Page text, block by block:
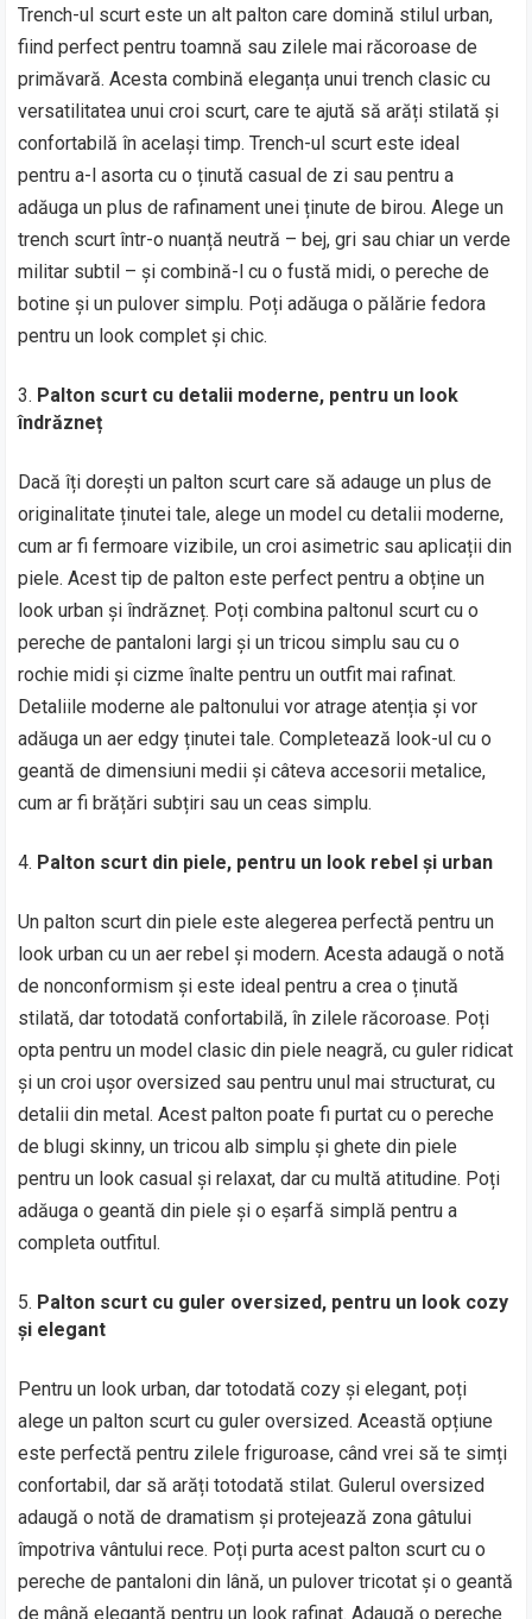
Trench-ul scurt este un alt palton care domină stilul urban,
fiind perfect pentru toamnă sau zilele mai răcoroase de
primăvară. Acesta combină eleganța unui trench clasic cu
versatilitatea unui croi scurt, care te ajută să arăți stilată și
confortabilă în același timp. Trench-ul scurt este ideal
pentru a-l asorta cu o ținută casual de zi sau pentru a
adăuga un plus de rafinament unei ținute de birou. Alege un
trench scurt într-o nuanță neutră – bej, gri sau chiar un verde
militar subtil – și combină-l cu o fustă midi, o pereche de
botine și un pulover simplu. Poți adăuga o pălărie fedora
pentru un look complet și chic.
Palton scurt cu detalii moderne, pentru un look
îndrăzneț
Dacă îți dorești un palton scurt care să adauge un plus de
originalitate ținutei tale, alege un model cu detalii moderne,
cum ar fi fermoare vizibile, un croi asimetric sau aplicații din
piele. Acest tip de palton este perfect pentru a obține un
look urban și îndrăzneț. Poți combina paltonul scurt cu o
pereche de pantaloni largi și un tricou simplu sau cu o
rochie midi și cizme înalte pentru un outfit mai rafinat.
Detaliile moderne ale paltonului vor atrage atenția și vor
adăuga un aer edgy ținutei tale. Completează look-ul cu o
geantă de dimensiuni medii și câteva accesorii metalice,
cum ar fi brățări subțiri sau un ceas simplu.
Palton scurt din piele, pentru un look rebel și urban
Un palton scurt din piele este alegerea perfectă pentru un
look urban cu un aer rebel și modern. Acesta adaugă o notă
de nonconformism și este ideal pentru a crea o ținută
stilată, dar totodată confortabilă, în zilele răcoroase. Poți
opta pentru un model clasic din piele neagră, cu guler ridicat
și un croi ușor oversized sau pentru unul mai structurat, cu
detalii din metal. Acest palton poate fi purtat cu o pereche
de blugi skinny, un tricou alb simplu și ghete din piele
pentru un look casual și relaxat, dar cu multă atitudine. Poți
adăuga o geantă din piele și o eșarfă simplă pentru a
completa outfitul.
Palton scurt cu guler oversized, pentru un look cozy
și elegant
Pentru un look urban, dar totodată cozy și elegant, poți
alege un palton scurt cu guler oversized. Această opțiune
este perfectă pentru zilele friguroase, când vrei să te simți
confortabil, dar să arăți totodată stilat. Gulerul oversized
adaugă o notă de dramatism și protejează zona gâtului
împotriva vântului rece. Poți purta acest palton scurt cu o
pereche de pantaloni din lână, un pulover tricotat și o geantă
de mână elegantă pentru un look rafinat. Adaugă o pereche